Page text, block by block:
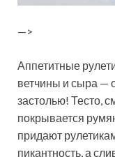
—>
Аппетитные
ветчины и сыра —
застолью! Тесто,
покрывается
придают
пикантность, а